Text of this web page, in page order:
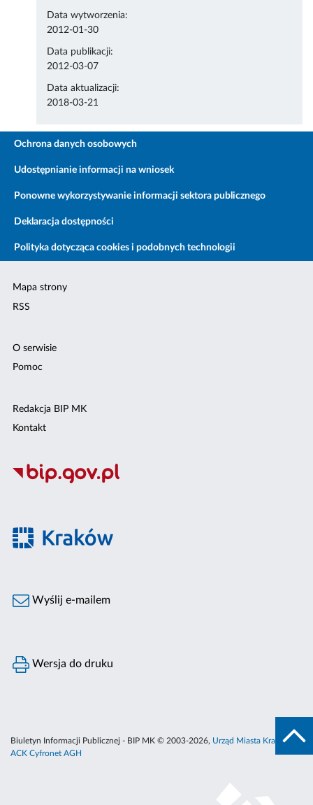
Data wytworzenia:
2012-01-30
Data publikacji:
2012-03-07
Data aktualizacji:
2018-03-21
Ochrona danych osobowych
Udostępnianie informacji na wniosek
Ponowne wykorzystywanie informacji sektora publicznego
Deklaracja dostępności
Polityka dotycząca cookies i podobnych technologii
Mapa strony
RSS
O serwisie
Pomoc
Redakcja BIP MK
Kontakt
Wyślij e-mailem
Wersja do druku
Biuletyn Informacji Publicznej - BIP MK © 2003-2026, Urząd Miasta Krakowa
ACK Cyfronet AGH